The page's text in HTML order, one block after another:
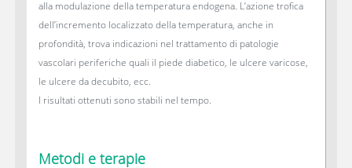
alla modulazione della temperatura endogena. L’azione trofica
dell’incremento localizzato della temperatura, anche in
profondità, trova indicazioni nel trattamento di patologie
vascolari periferiche quali il piede diabetico, le ulcere varicose,
le ulcere da decubito, ecc.
I risultati ottenuti sono stabili nel tempo.
Metodi e terapie